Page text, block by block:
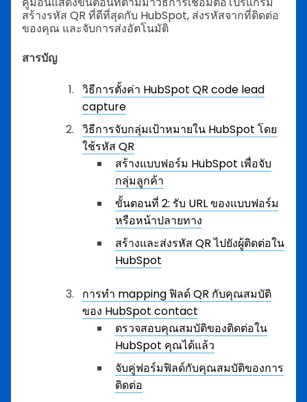
สร้างรหัส QR ที่ดีที่สุดกับ HubSpot, ส่งรหัสจากที่ติดต่อ
ของคุณ และจับการส่งอัตโนมัติ
สารบัญ
วิธีการตั้งค่า HubSpot QR code lead
capture
วิธีการจับกลุ่มเป้าหมายใน HubSpot โดย
ใช้รหัส QR
สร้างแบบฟอร์ม HubSpot เพื่อจับ
กลุ่มลูกค้า
ขั้นตอนที่ 2: รับ URL ของแบบฟอร์ม
หรือหน้าปลายทาง
สร้างและส่งรหัส QR ไปยังผู้ติดต่อใน
HubSpot
การทำ mapping ฟิลด์ QR กับคุณสมบัติ
ของ HubSpot contact
ตรวจสอบคุณสมบัติของติดต่อใน
HubSpot คุณได้แล้ว
จับคู่ฟอร์มฟิลด์กับคุณสมบัติของการ
ติดต่อ